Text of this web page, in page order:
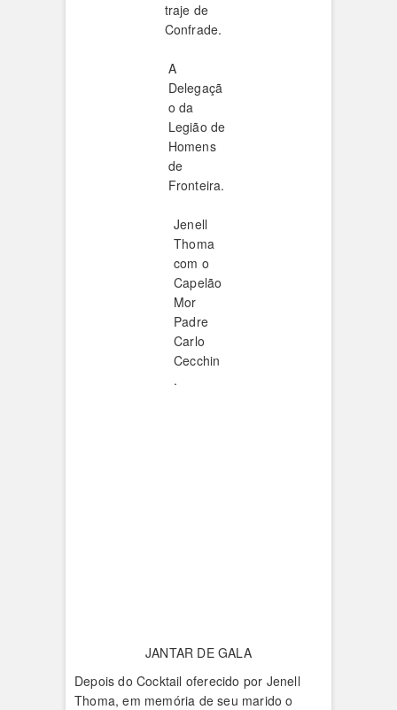
traje de
Confrade.
A
Delegaçã
o da
Legião de
Homens
de
Fronteira.
Jenell
Thoma
com o
Capelão
Mor
Padre
Carlo
Cecchin
.
JANTAR DE GALA
Depois do Cocktail oferecido por Jenell
Thoma, em memória de seu marido o